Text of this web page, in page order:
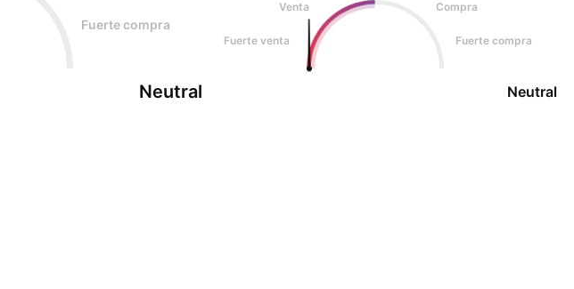
Fuerte compra
Neutral
Venta
Compra
Fuerte venta Fuerte compra
Neutral